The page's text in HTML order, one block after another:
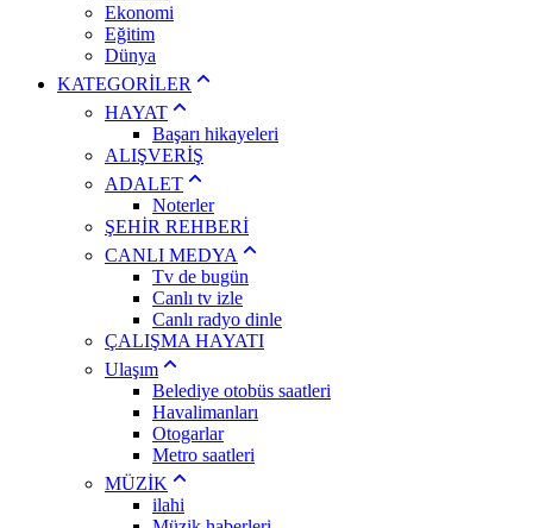
Ekonomi
Eğitim
Dünya
KATEGORİLER
HAYAT
Başarı hikayeleri
ALIŞVERİŞ
ADALET
Noterler
ŞEHİR REHBERİ
CANLI MEDYA
Tv de bugün
Canlı tv izle
Canlı radyo dinle
ÇALIŞMA HAYATI
Ulaşım
Belediye otobüs saatleri
Havalimanları
Otogarlar
Metro saatleri
MÜZİK
ilahi